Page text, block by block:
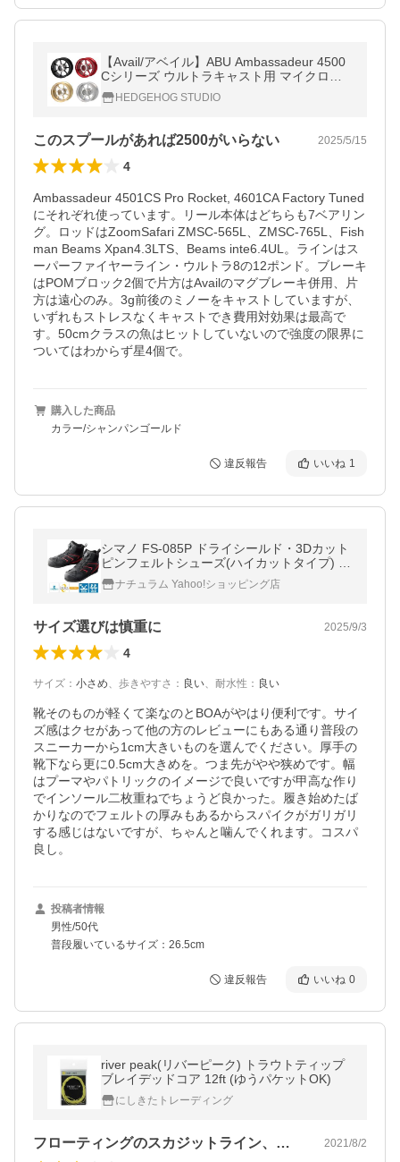
【Avail/アベイル】ABU Ambassadeur 4500
Cシリーズ ウルトラキャスト用 マイクロキ
ャストスプール 【AMB4530UC2】
HEDGEHOG STUDIO
このスプールがあれば2500がいらない 2025/5/15
4
Ambassadeur 4501CS Pro Rocket, 4601CA Factory Tuned
にそれぞれ使っています。リール本体はどちらも7ベアリン
グ。ロッドはZoomSafari ZMSC-565L、ZMSC-765L、Fish
man Beams Xpan4.3LTS、Beams inte6.4UL。ラインはス
ーパーファイヤーライン・ウルトラ8の12ポンド。ブレーキ
はPOMブロック2個で片方はAvailのマグブレーキ併用、片
方は遠心のみ。3g前後のミノーをキャストしていますが、
いずれもストレスなくキャストでき費用対効果は最高で
す。50cmクラスの魚はヒットしていないので強度の限界に
ついてはわからず星4個で。
購入した商品
カラー/シャンパンゴールド
違反報告 いいね 1
シマノ FS-085P ドライシールド・3Dカット
ピンフェルトシューズ(ハイカットタイプ) 2
7.5cm ブラック
ナチュラム Yahoo!ショッピング店
サイズ選びは慎重に 2025/9/3
4
サイズ ： 小さめ、 歩きやすさ ： 良い、 耐水性 ： 良い
靴そのものが軽くて楽なのとBOAがやはり便利です。サイ
ズ感はクセがあって他の方のレビューにもある通り普段の
スニーカーから1cm大きいものを選んでください。厚手の
靴下なら更に0.5cm大きめを。つま先がやや狭めです。幅
はプーマやパトリックのイメージで良いですが甲高な作り
でインソール二枚重ねでちょうど良かった。履き始めたば
かりなのでフェルトの厚みもあるからスパイクがガリガリ
する感じはないですが、ちゃんと噛んでくれます。コスパ
良し。
投稿者情報
男性/50代
普段履いているサイズ：26.5cm
違反報告 いいね 0
river peak(リバーピーク) トラウトティップ
ブレイデッドコア 12ft (ゆうパケットOK)
にしきたトレーディング
フローティングのスカジットライン、フロ… 2021/8/2